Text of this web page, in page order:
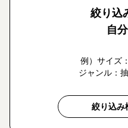
絞り込
自
例）サイズ
ジャンル：
絞り込み